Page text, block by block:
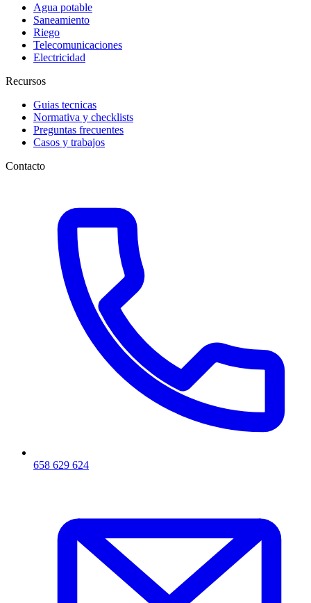
Agua potable
Saneamiento
Riego
Telecomunicaciones
Electricidad
Recursos
Guias tecnicas
Normativa y checklists
Preguntas frecuentes
Casos y trabajos
Contacto
658 629 624